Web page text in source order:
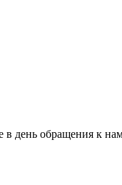
день обращения к